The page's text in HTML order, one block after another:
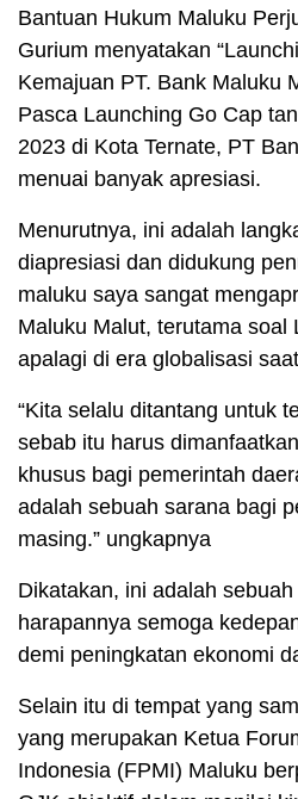
Bantuan Hukum Maluku
Gurium menyatakan
Kemajuan PT. Bank Maluku
Pasca Launching Go Cap
2023 di Kota Ternate, PT
menuai banyak apresiasi.
Menurutnya, ini adalah
diapresiasi dan didukung
maluku saya sangat
Maluku Malut, terutama soal
apalagi di era globalisasi
“Kita selalu ditantang untuk
sebab itu harus
khusus bagi pemerintah
adalah sebuah sarana bagi
masing.” ungkapnya
Dikatakan, ini adalah
harapannya semoga
demi peningkatan ekonomi
Selain itu di tempat yang
yang merupakan Ketua
Indonesia (FPMI) Maluku